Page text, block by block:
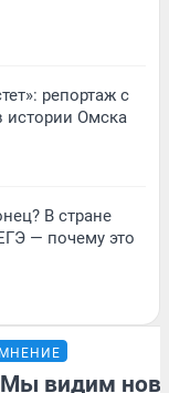
репортаж с
Омска
В стране
— почему это
МНЕНИЕ
видим